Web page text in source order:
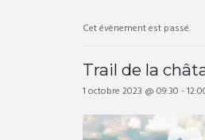
Cet évènement est passé.
Trail de la
1 octobre 2023 @ 09:30 -